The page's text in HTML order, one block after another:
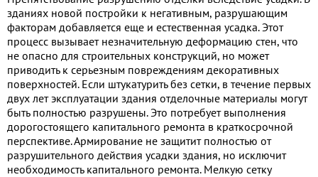
зданиях новой постройки к негативным, разрушающим
факторам добавляется еще и естественная усадка. Этот
процесс вызывает незначительную деформацию стен, что
не опасно для строительных конструкций, но может
приводить к серьезным повреждениям декоративных
поверхностей. Если штукатурить без сетки, в течение первых
двух лет эксплуатации здания отделочные материалы могут
быть полностью разрушены. Это потребует выполнения
дорогостоящего капитального ремонта в краткосрочной
перспективе. Армирование не защитит полностью от
разрушительного действия усадки здания, но исключит
необходимость капитального ремонта. Мелкую сетку